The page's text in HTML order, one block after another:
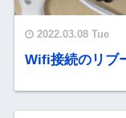
2022.03.08 Tue
Wifi接続のリブ